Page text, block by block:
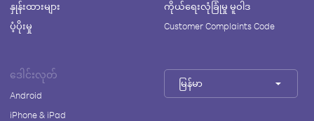
နှုန်းထားများ
ပံ့ပိုးမှု
ကိုယ်ရေးလုံခြုံမှု မူဝါဒ
Customer Complaints Code
ဒေါင်းလုတ်
Android
iPhone & iPad
မြန်မာ